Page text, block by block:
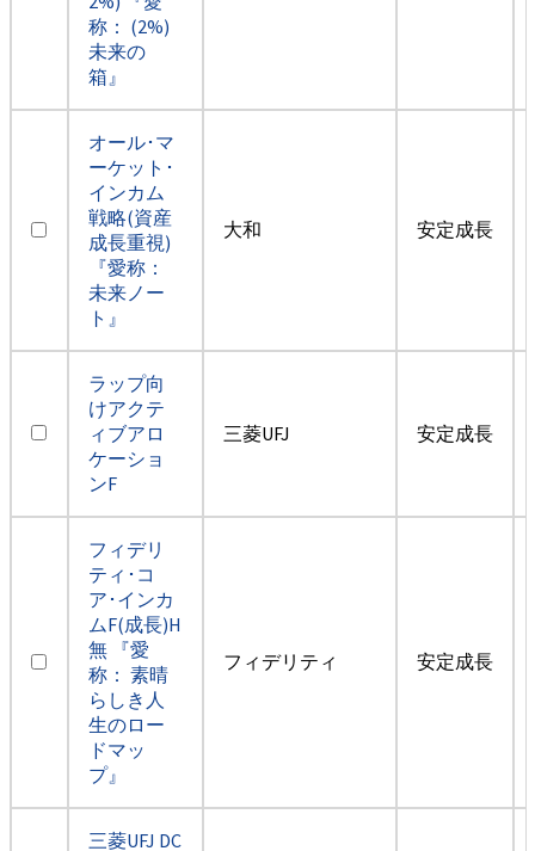
称： (2%)
未来の
箱』
オール･マ
ーケット･
インカム
戦略(資産
成長重視)
『愛称：
未来ノー
ト』
大和 安定成長
ラップ向
けアクテ
ィブアロ
ケーショ
ンF
三菱UFJ 安定成長
フィデリ
ティ･コ
ア･インカ
ムF(成長)H
無 『愛
称： 素晴
らしき人
生のロー
ドマッ
プ』
フィデリティ 安定成長
三菱UFJ DC